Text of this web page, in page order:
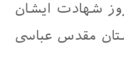
شهادت ایشان
مقدس عباسی